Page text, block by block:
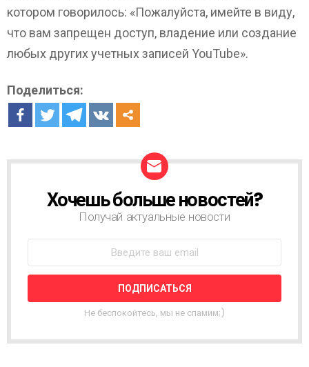
котором говорилось: «Пожалуйста, имейте в виду,
что вам запрещен доступ, владение или создание
любых других учетных записей YouTube».
Поделиться:
О
Т
Н
Я
С
Хочешь больше новостей?
Получай актуальные новости
Не беспокойтесь, мы не спамим;)